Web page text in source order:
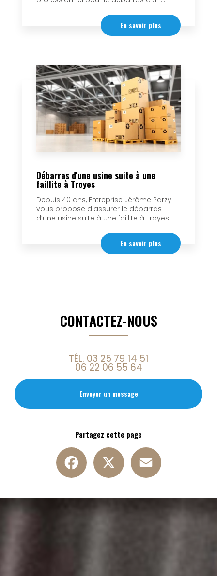
En savoir plus
Débarras d'une usine suite à une
faillite à Troyes
Depuis 40 ans, Entreprise Jérôme Parzy
vous propose d'assurer le débarras
d’une usine suite à une faillite à Troyes....
En savoir plus
CONTACTEZ-NOUS
TÉL. 03 25 79 14 51
06 22 06 55 64
Envoyer un message
Partagez cette page
Facebook